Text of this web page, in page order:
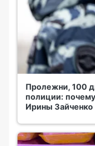
Пролежни, 100
полиции:
Ирины Зайченко